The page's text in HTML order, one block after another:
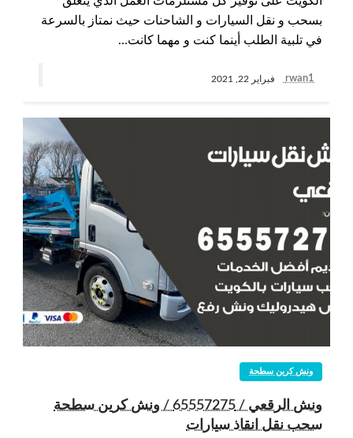
بسحب و نقل السيارات و الشاحنات حيث نمتاز بالسرعة
في تلبية الطلب أينما كنت و مهما كانت…
rwan1 فبراير 22, 2021
ونش كرين سطحة
ونش الرقعي / 65557275 / ونش كرين سطحة
سحب نقل انقاذ سيارات